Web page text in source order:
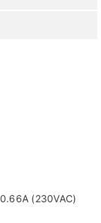
(230VAC)